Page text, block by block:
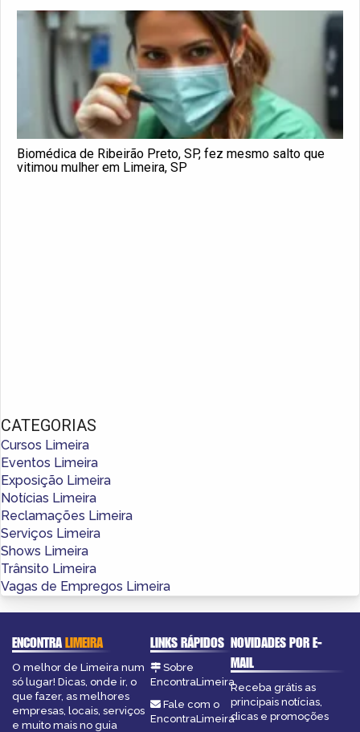
Biomédica de Ribeirão Preto, SP, fez mesmo salto que
vitimou mulher em Limeira, SP
CATEGORIAS
Cursos Limeira
Eventos Limeira
Exposição Limeira
Notícias Limeira
Reclamações Limeira
Serviços Limeira
Shows Limeira
Trânsito Limeira
Vagas de Empregos Limeira
ENCONTRALIMEIRA
O melhor de Limeira num
só lugar! Dicas, onde ir, o
que fazer, as melhores
empresas, locais, serviços
e muito mais no guia
LINKS RÁPIDOS
Sobre
EncontraLimeira
Fale com o
EncontraLimeira
NOVIDADES POR E-
MAIL
Receba grátis as
principais notícias,
dicas e promoções